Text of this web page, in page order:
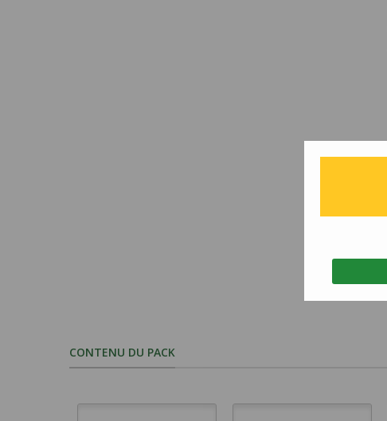
CONTENU DU PACK